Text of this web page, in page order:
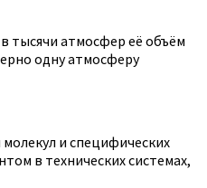
тысячи атмосфер её объём
одну атмосферу
и специфических
в технических системах,